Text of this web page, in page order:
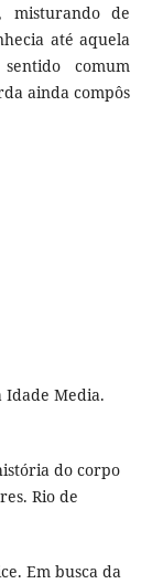
misturando de
até aquela
comum
ainda compôs
Idade Media.
do corpo
Rio de
Em busca da